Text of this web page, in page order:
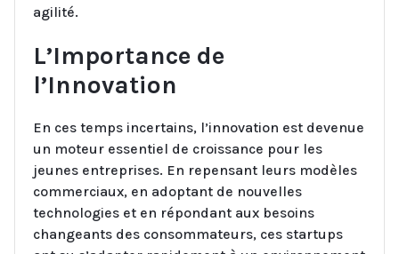
agilité.
L’Importance de
l’Innovation
En ces temps incertains, l’innovation est devenue
un moteur essentiel de croissance pour les
jeunes entreprises. En repensant leurs modèles
commerciaux, en adoptant de nouvelles
technologies et en répondant aux besoins
changeants des consommateurs, ces startups